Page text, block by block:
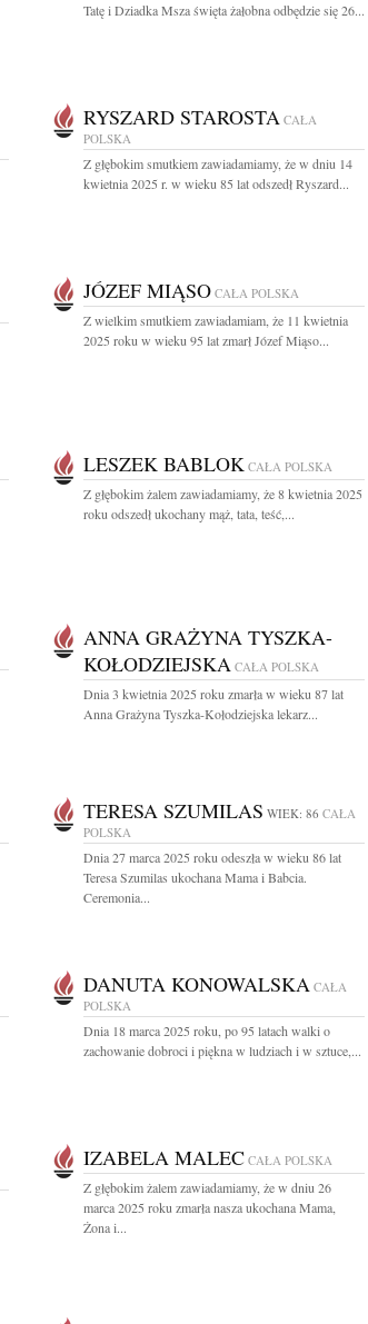
Tatę i Dziadka Msza święta żałobna odbędzie się 26...
RYSZARD STAROSTA CAŁA
POLSKA
Z głębokim smutkiem zawiadamiamy, że w dniu 14
kwietnia 2025 r. w wieku 85 lat odszedł Ryszard...
JÓZEF MIĄSO CAŁA POLSKA
Z wielkim smutkiem zawiadamiam, że 11 kwietnia
2025 roku w wieku 95 lat zmarł Józef Miąso...
LESZEK BABLOK CAŁA POLSKA
Z głębokim żalem zawiadamiamy, że 8 kwietnia 2025
roku odszedł ukochany mąż, tata, teść,...
ANNA GRAŻYNA TYSZKA-
KOŁODZIEJSKA CAŁA POLSKA
Dnia 3 kwietnia 2025 roku zmarła w wieku 87 lat
Anna Grażyna Tyszka-Kołodziejska lekarz...
TERESA SZUMILAS WIEK: 86 CAŁA
POLSKA
Dnia 27 marca 2025 roku odeszła w wieku 86 lat
Teresa Szumilas ukochana Mama i Babcia.
Ceremonia...
DANUTA KONOWALSKA CAŁA
POLSKA
Dnia 18 marca 2025 roku, po 95 latach walki o
zachowanie dobroci i piękna w ludziach i w sztuce,...
IZABELA MALEC CAŁA POLSKA
Z głębokim żalem zawiadamiamy, że w dniu 26
marca 2025 roku zmarła nasza ukochana Mama,
Żona i...